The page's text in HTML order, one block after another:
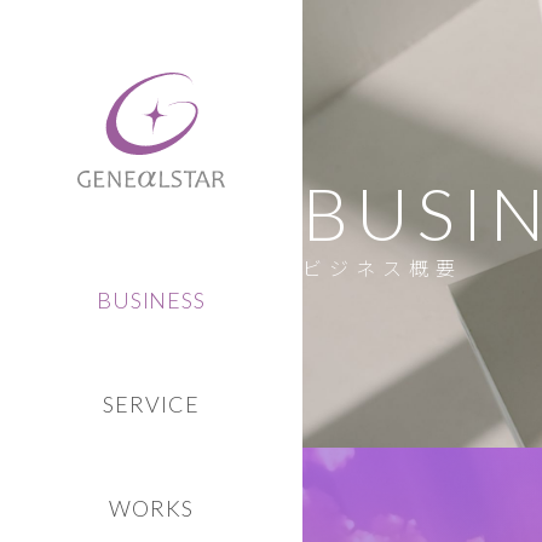
BUSINESS
SERVICE
WORKS
ビジネス概要